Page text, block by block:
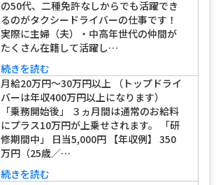
の50代、二種免許なしからでも活躍でき
るのがタクシードライバーの仕事です！
実際に主婦（夫）・中高年世代の仲間が
たくさん在籍して活躍し…
続きを読む
月給20万円～30万円以上 （トップドライ
バーは年収400万円以上になります）
「乗務開始後」 ３ヵ月間は通常のお給料
にプラス10万円が上乗せされます。 「研
修期間中」 日当5,000円 【年収例】 350
万円（25歳／…
続きを読む